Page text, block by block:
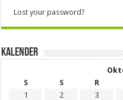
Lost your password?
Kalender
S
S R
1
2 3